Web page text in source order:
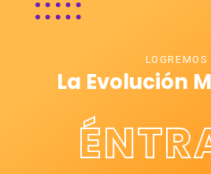
LOGREMOS
La Evolución